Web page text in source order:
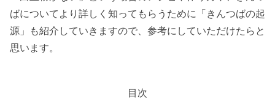
ばについてより詳しく知ってもらうために「きんつばの起
源」も紹介していきますので、参考にしていただけたらと
思います。
目次